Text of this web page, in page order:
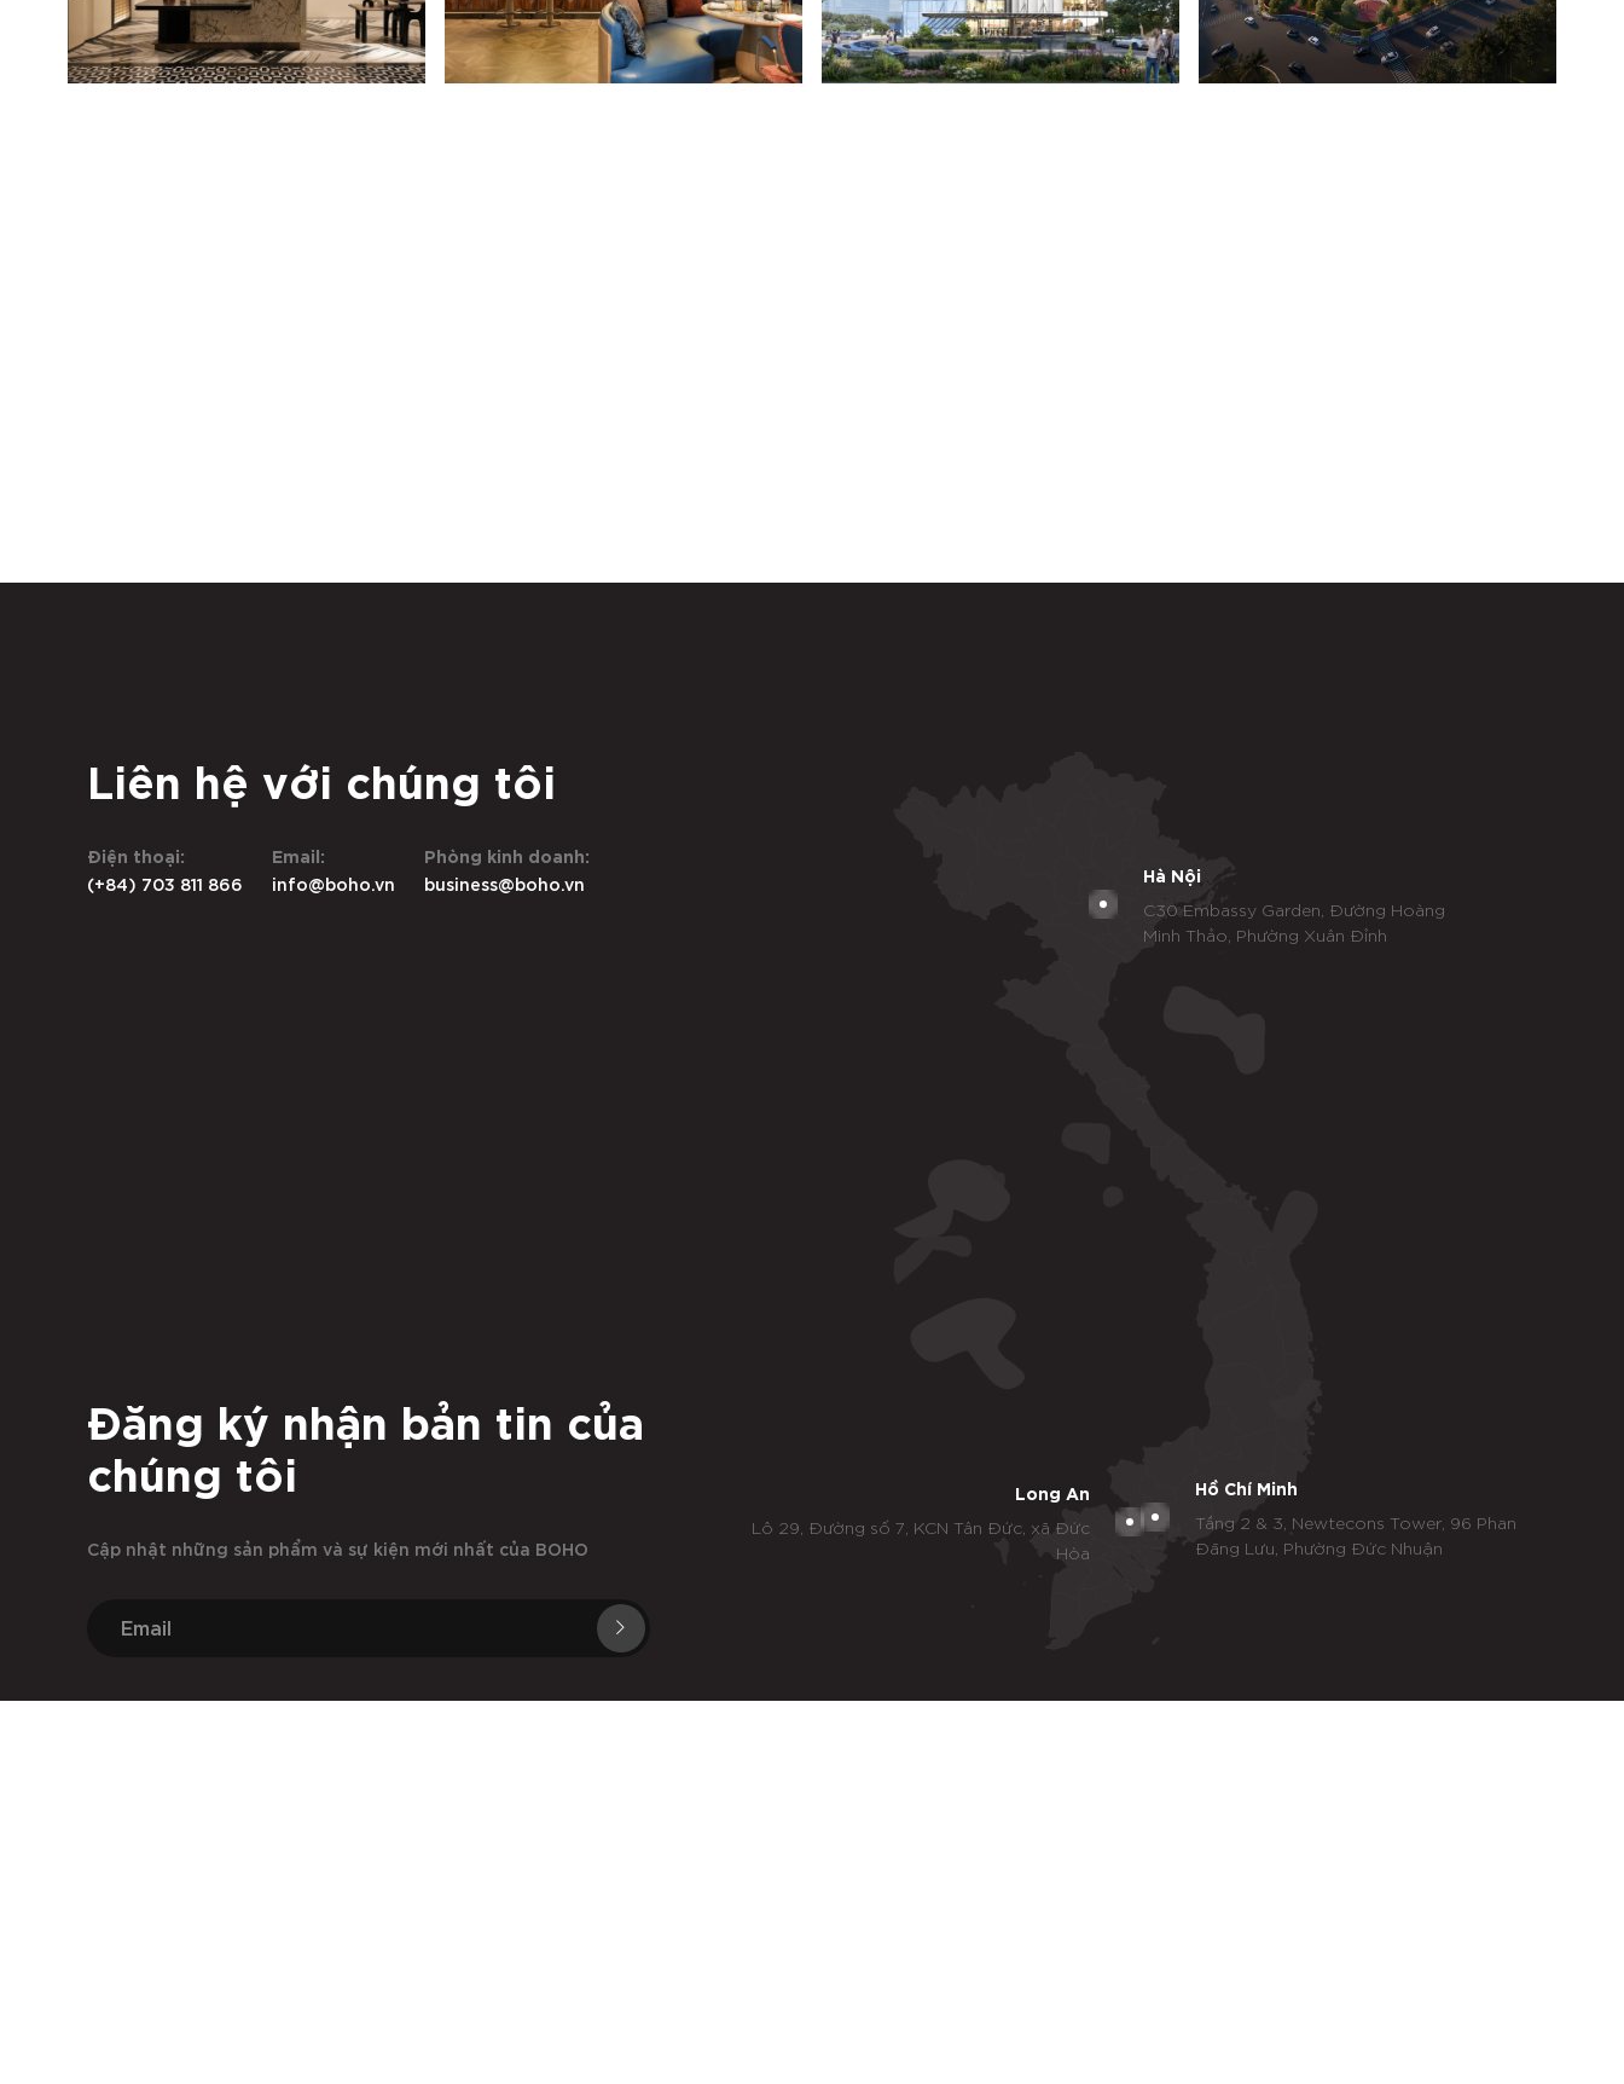
Liên hệ với chúng tôi
Điện thoại:
(+84) 703 811 866
Email:
info@boho.vn
Phòng kinh doanh:
business@boho.vn
Đăng ký nhận bản tin của
chúng tôi
Cập nhật những sản phẩm và sự kiện mới nhất của BOHO
Hà Nội
C30 Embassy Garden, Đường Hoàng
Minh Thảo, Phường Xuân Đỉnh
Hồ Chí Minh
Tầng 2 & 3, Newtecons Tower, 96 Phan
Đăng Lưu, Phường Đức Nhuận
Long An
Lô 29, Đường số 7, KCN Tân Đức, xã Đức
Hòa